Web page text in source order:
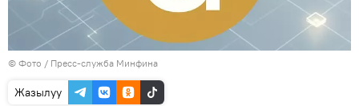
© Фото / Пресс-служба Минфина
Жазылуу